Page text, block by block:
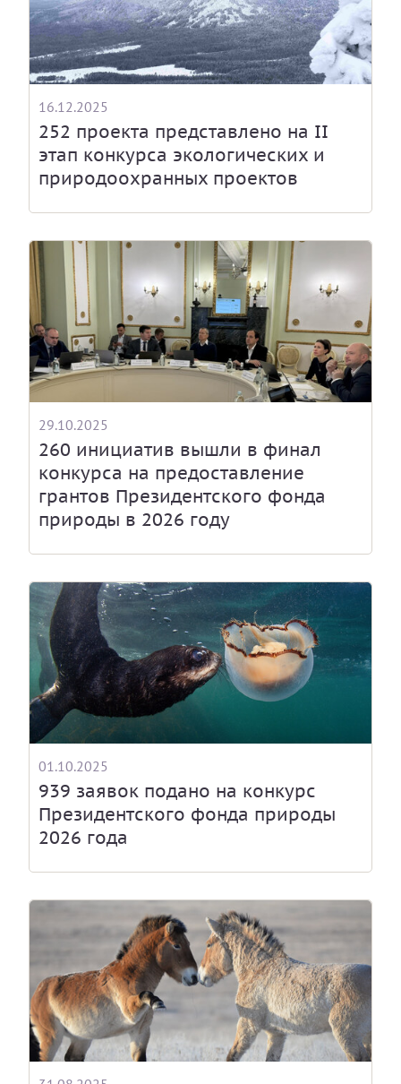
16.12.2025
252 проекта представлено на II
этап конкурса экологических и
природоохранных проектов
29.10.2025
260 инициатив вышли в финал
конкурса на предоставление
грантов Президентского фонда
природы в 2026 году
01.10.2025
939 заявок подано на конкурс
Президентского фонда природы
2026 года